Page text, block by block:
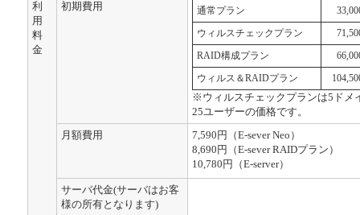
利
用
料
金
初期費用 通常プラン
ウィルスチェックプラン
RAID構成プラン
ウィルス＆RAIDプラン
※ウィルスチェックプランは5ドメ
25ユーザーの価格です。
月額費用
7,590円（E-sever Neo）
8,690円（E-sever RAIDプラン）
10,780円（E-server）
サーバ代金(サーバはお客
様の所有となります)